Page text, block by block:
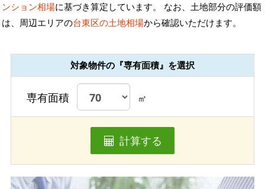
ンション相場に基づき算定しています。 なお、土地部分の評価額
は、周辺エリアの台東区の土地相場から確認いただけます。
対象物件の『専有面積』を選択
専有面積 ㎡
計算する